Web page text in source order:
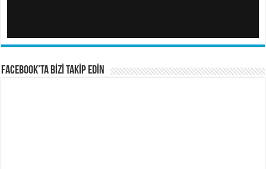
FACEBOOK’TA BİZİ TAKİP EDİN